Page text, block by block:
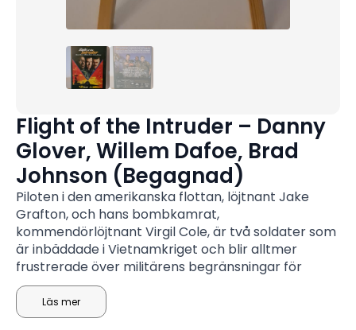
Flight of the Intruder – Danny
Glover, Willem Dafoe, Brad
Johnson (Begagnad)
Piloten i den amerikanska flottan, löjtnant Jake
Grafton, och hans bombkamrat,
kommendörlöjtnant Virgil Cole, är två soldater som
är inbäddade i Vietnamkriget och blir alltmer
frustrerade över militärens begränsningar för
deras uppdrag. Trots att deras befälhavare,
kommendörkapten Frank Camparelli, gör sitt bästa
för att åter engagera dem, bestämmer sig detta
Läs mer